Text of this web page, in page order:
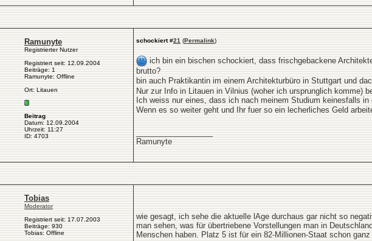
Ramunyte
Registrierter Nutzer
Registriert seit: 12.09.2004
Beiträge: 1
Ramunyte: Offline
Ort: Litauen
Beitrag
Datum: 12.09.2004
Uhrzeit: 11:27
ID: 4703
schockiert#21 (Permalink)
ich bin ein bischen schockiert, dass frischgebackene
brutto?
bin auch Praktikantin im einem Architekturbüro in Stuttgart und
Nur zur Info in Litauen in Vilnius (woher ich ursprunglich komme)
Ich weiss nur eines, dass ich nach meinem Studium keinesfalls
Wenn es so weiter geht und Ihr fuer so ein lecherliches Geld
Ramunyte
Tobias
Moderator
Registriert seit: 17.07.2003
Beiträge: 930
Tobias: Offline
wie gesagt, ich sehe die aktuelle lAge durchaus gar nicht so
man sehen, was für übertriebene Vorstellungen man in
Menschen haben. Platz 5 ist für ein 82-Millionen-Staat schon